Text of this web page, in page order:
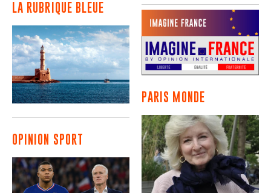
LA RUBRIQUE BLEUE
OPINION SPORT
PARIS MONDE